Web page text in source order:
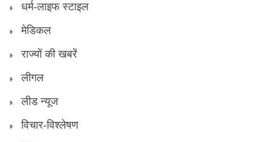
धर्म-लाइफ स्टाइल
मेडिकल
राज्यों की खबरें
लीगल
लीड न्यूज
विचार-विश्लेषण